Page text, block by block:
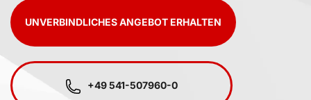
UNVERBINDLICHES ANGEBOT ERHALTEN
+49 541-507960-0